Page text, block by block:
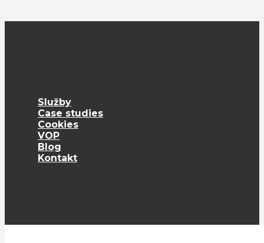
Služby
Case studies
Cookies
VOP
Blog
Kontakt